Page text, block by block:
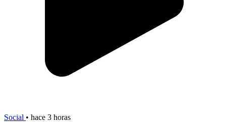
Social • hace 3 horas